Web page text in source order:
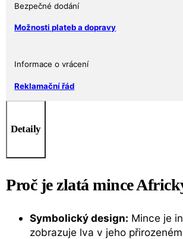
Bezpečné dodání
Možnosti plateb a dopravy
Informace o vrácení
Reklamační řád
Detaily
Proč je zlatá mince
Symbolický design: Mince je
zobrazuje lva v jeho